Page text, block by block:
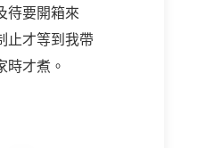
待要開箱來
止才等到我帶
時才煮。